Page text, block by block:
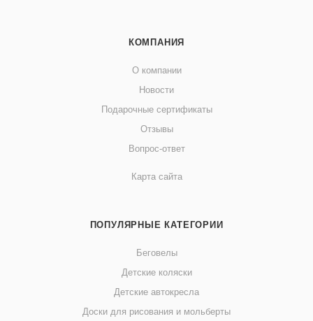
КОМПАНИЯ
О компании
Новости
Подарочные сертификаты
Отзывы
Вопрос-ответ
Карта сайта
ПОПУЛЯРНЫЕ КАТЕГОРИИ
Беговелы
Детские коляски
Детские автокресла
Доски для рисования и мольберты